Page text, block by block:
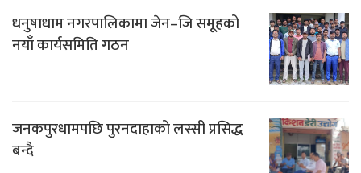
धनुषाधाम नगरपालिकामा जेन–जि समूहको
नयाँ कार्यसमिति गठन
जनकपुरधामपछि पुरनदाहाको लस्सी प्रसिद्ध
बन्दै